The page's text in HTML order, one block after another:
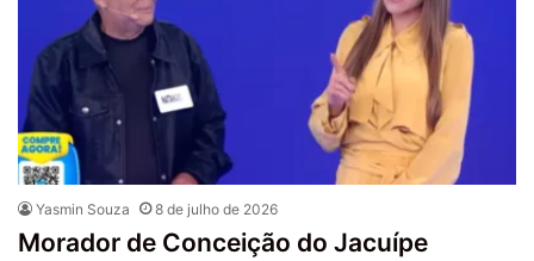
Yasmin Souza 8 de julho de 2026
Morador de Conceição do Jacuípe